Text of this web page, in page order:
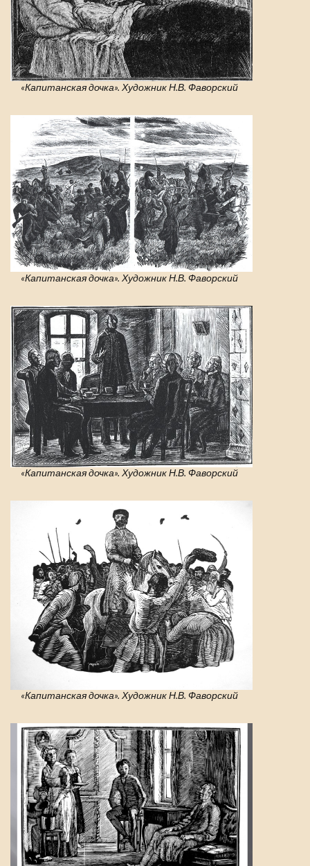
«Капитанская дочка». Художник Н.В. Фаворский
«Капитанская дочка». Художник Н.В. Фаворский
«Капитанская дочка». Художник Н.В. Фаворский
«Капитанская дочка». Художник Н.В. Фаворский